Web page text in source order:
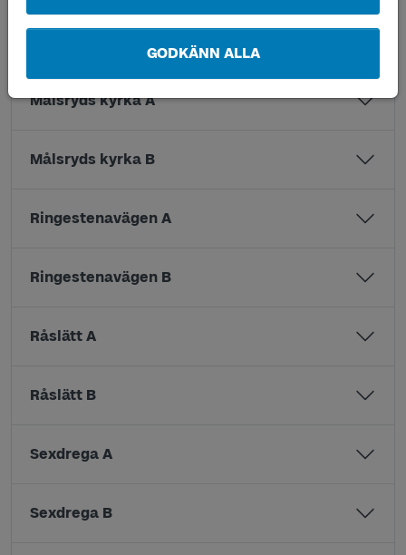
GODKÄNN ALLA
Målsryds kyrka A
Målsryds kyrka B
Ringestenavägen A
Ringestenavägen B
Råslätt A
Råslätt B
Sexdrega A
Sexdrega B